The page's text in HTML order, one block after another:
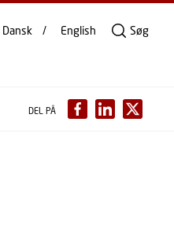
Dansk English Søg
DEL PÅ